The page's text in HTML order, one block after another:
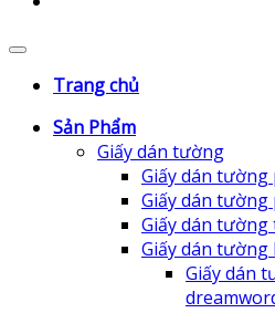
Trang chủ
Sản Phẩm
Giấy dán tường
Giấy dán
Giấy dán
Giấy dán tường
Giấy dán tường
Giấy dán